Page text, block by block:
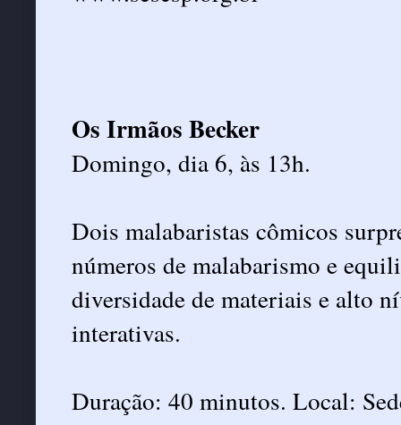
Os Irmãos Becker
Domingo, dia 6, às 13h.
Dois malabaristas cômicos
números de malabarismo e
diversidade de materiais e alto
interativas.
Duração: 40 minutos. Local: